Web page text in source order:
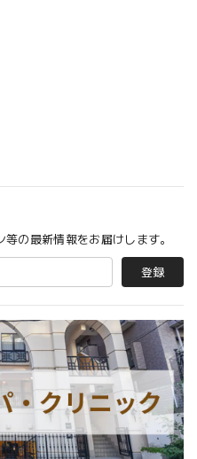
の最新情報をお届けします。
登録